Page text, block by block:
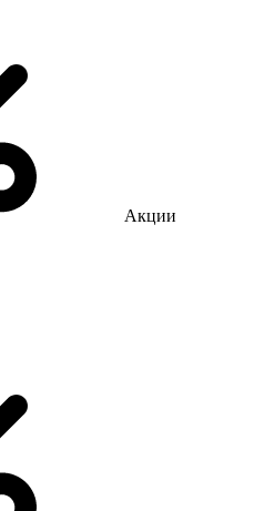
Акции